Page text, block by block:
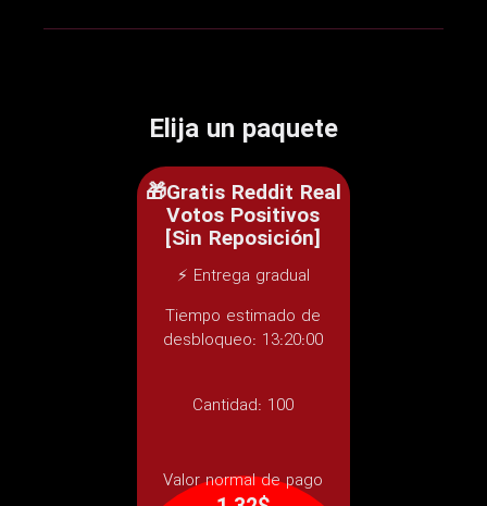
Elija un paquete
🎁Gratis Reddit Real
Votos Positivos
[Sin Reposición]
⚡ Entrega gradual
Tiempo estimado de
desbloqueo: 13:20:00
Cantidad: 100
Valor normal de pago